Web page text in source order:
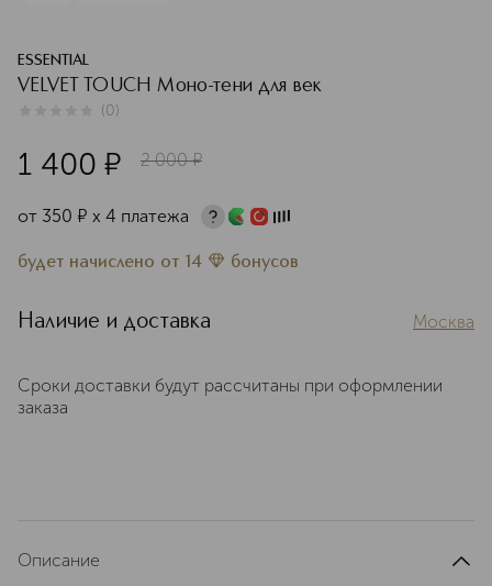
ESSENTIAL
VELVET TOUCH Моно-тени для век
(0)
1 400 ¤ 2 000 ¤
от 350 ¤ х 4 платежа
будет начислено от 14 бонусов
Наличие и доставка Москва
Сроки доставки будут рассчитаны при оформлении
заказа
Описание